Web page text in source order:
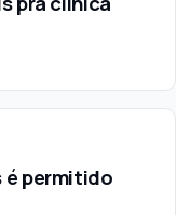
é permitido